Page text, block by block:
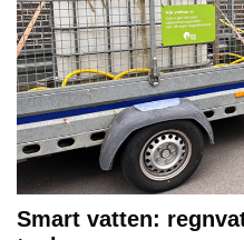
Smart vatten: